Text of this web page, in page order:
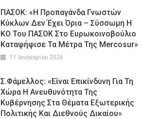
ΠΑΣΟΚ: «Η Προπαγάνδα Γνωστών
Κύκλων Δεν Έχει Όρια – Σύσσωμη Η
ΚΟ Του ΠΑΣΟΚ Στο Ευρωκοινοβούλιο
Καταψήφισε Τα Μέτρα Της Mercosur»
11 Ιανουαρίου 2026
Σ.Φάμελλος: «Είναι Επικίνδυνη Για Τη
Χώρα Η Ανευθυνότητα Της
Κυβέρνησης Στα Θέματα Εξωτερικής
Πολιτικής Και Διεθνούς Δικαίου»